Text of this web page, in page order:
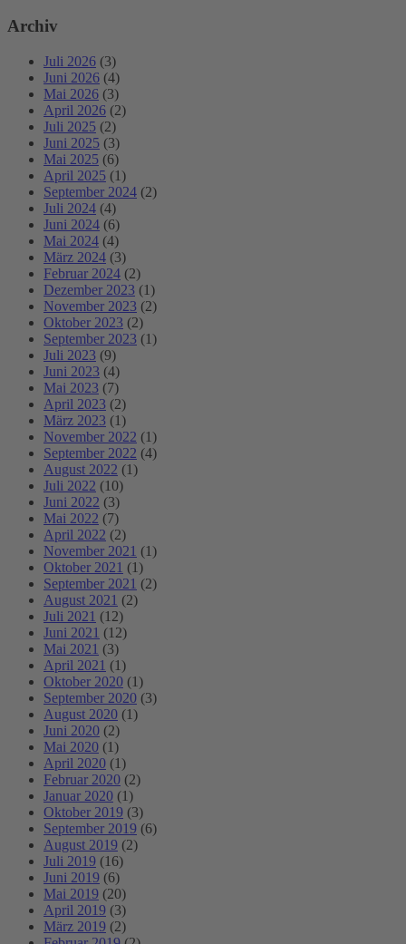
Archiv
Juli 2026 (3)
Juni 2026 (4)
Mai 2026 (3)
April 2026 (2)
Juli 2025 (2)
Juni 2025 (3)
Mai 2025 (6)
April 2025 (1)
September 2024 (2)
Juli 2024 (4)
Juni 2024 (6)
Mai 2024 (4)
März 2024 (3)
Februar 2024 (2)
Dezember 2023 (1)
November 2023 (2)
Oktober 2023 (2)
September 2023 (1)
Juli 2023 (9)
Juni 2023 (4)
Mai 2023 (7)
April 2023 (2)
März 2023 (1)
November 2022 (1)
September 2022 (4)
August 2022 (1)
Juli 2022 (10)
Juni 2022 (3)
Mai 2022 (7)
April 2022 (2)
November 2021 (1)
Oktober 2021 (1)
September 2021 (2)
August 2021 (2)
Juli 2021 (12)
Juni 2021 (12)
Mai 2021 (3)
April 2021 (1)
Oktober 2020 (1)
September 2020 (3)
August 2020 (1)
Juni 2020 (2)
Mai 2020 (1)
April 2020 (1)
Februar 2020 (2)
Januar 2020 (1)
Oktober 2019 (3)
September 2019 (6)
August 2019 (2)
Juli 2019 (16)
Juni 2019 (6)
Mai 2019 (20)
April 2019 (3)
März 2019 (2)